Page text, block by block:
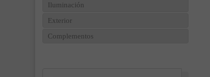
Iluminación
Exterior
Complementos